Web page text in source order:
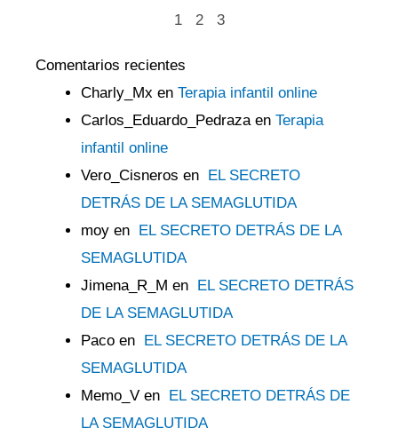
1 2 3
Comentarios recientes
Charly_Mx en Terapia infantil online
Carlos_Eduardo_Pedrazaen Terapia
infantil online
Vero_Cisneros en EL SECRETO
DETRÁS DE LA SEMAGLUTIDA
moy en EL SECRETO DETRÁS DE LA
SEMAGLUTIDA
Jimena_R_M en EL SECRETO DETRÁS
DE LA SEMAGLUTIDA
Paco en EL SECRETO DETRÁS DE LA
SEMAGLUTIDA
Memo_V en EL SECRETO DETRÁS DE
LA SEMAGLUTIDA